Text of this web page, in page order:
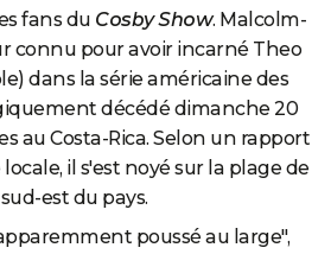
fans du Cosby Show. Malcolm-
connu pour avoir incarné Theo
dans la série américaine des
décédé dimanche 20
au Costa-Rica. Selon un rapport
il s'est noyé sur la plage de
est du pays.
poussé au large",